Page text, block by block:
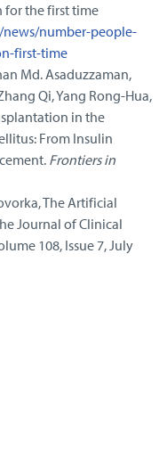
for the first time
number-people-
first-time
Md. Asaduzzaman,
Qi, Yang Rong-Hua,
in the
From Insulin
Frontiers in
The Artificial
Journal of Clinical
108, Issue 7, July